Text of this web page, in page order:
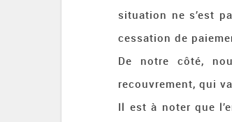
situation ne s’est
cessation de
De notre côté,
recouvrement, qui
Il est à noter que